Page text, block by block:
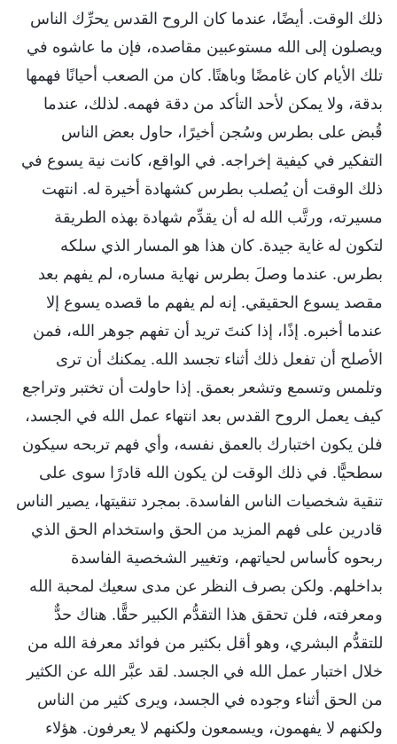
ذلك الوقت. أيضًا، عندما كان الروح القدس يحرِّك الناس
ويصلون إلى الله مستوعبين مقاصده، فإن ما عاشوه في
تلك الأيام كان غامضًا وباهتًا. كان من الصعب أحيانًا فهمها
بدقة، ولا يمكن لأحد التأكد من دقة فهمه. لذلك، عندما
قُبض على بطرس وسُجن أخيرًا، حاول بعض الناس
التفكير في كيفية إخراجه. في الواقع، كانت نية يسوع في
ذلك الوقت أن يُصلب بطرس كشهادة أخيرة له. انتهت
مسيرته، ورتَّب الله له أن يقدِّم شهادة بهذه الطريقة
لتكون له غاية جيدة. كان هذا هو المسار الذي سلكه
بطرس. عندما وصلَ بطرس نهاية مساره، لم يفهم بعد
مقصد يسوع الحقيقي. إنه لم يفهم ما قصده يسوع إلا
عندما أخبره. إذًا، إذا كنتَ تريد أن تفهم جوهر الله، فمن
الأصلح أن تفعل ذلك أثناء تجسد الله. يمكنك أن ترى
وتلمس وتسمع وتشعر بعمق. إذا حاولت أن تختبر وتراجع
كيف يعمل الروح القدس بعد انتهاء عمل الله في الجسد،
فلن يكون اختبارك بالعمق نفسه، وأي فهم تربحه سيكون
سطحيًّا. في ذلك الوقت لن يكون الله قادرًا سوى على
تنقية شخصيات الناس الفاسدة. بمجرد تنقيتها، يصير الناس
قادرين على فهم المزيد من الحق واستخدام الحق الذي
ربحوه كأساس لحياتهم، وتغيير الشخصية الفاسدة
بداخلهم. ولكن بصرف النظر عن مدى سعيك لمحبة الله
ومعرفته، فلن تحقق هذا التقدُّم الكبير حقًّا. هناك حدٌّ
للتقدُّم البشري، وهو أقل بكثير من فوائد معرفة الله من
خلال اختبار عمل الله في الجسد. لقد عبَّر الله عن الكثير
من الحق أثناء وجوده في الجسد، ويرى كثير من الناس
ولكنهم لا يفهمون، ويسمعون ولكنهم لا يعرفون. هؤلاء